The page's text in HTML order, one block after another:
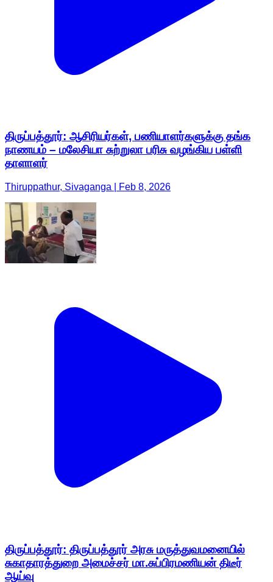
திருப்பத்தூர்: ஆசிரியர்கள், பணியாளர்களுக்கு தங்க
நாணயம் – மலேசியா சுற்றுலா பரிசு வழங்கிய பள்ளி
தாளாளர்
Thiruppathur, Sivaganga | Feb 8, 2026
திருப்பத்தூர்: திருப்பத்தூர் அரசு மருத்துவமனையில்
சுகாதாரத்துறை அமைச்சர் மா.சுப்பிரமணியன் திடீர்
ஆய்வு